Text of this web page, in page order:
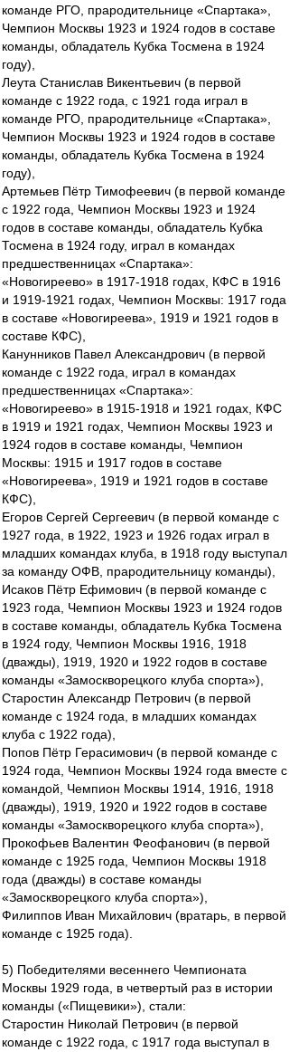
команде РГО, прародительнице «Спартака»,
Чемпион Москвы 1923 и 1924 годов в составе
команды, обладатель Кубка Тосмена в 1924
году),
Леута Станислав Викентьевич (в первой
команде с 1922 года, с 1921 года играл в
команде РГО, прародительнице «Спартака»,
Чемпион Москвы 1923 и 1924 годов в составе
команды, обладатель Кубка Тосмена в 1924
году),
Артемьев Пётр Тимофеевич (в первой команде
с 1922 года, Чемпион Москвы 1923 и 1924
годов в составе команды, обладатель Кубка
Тосмена в 1924 году, играл в командах
предшественницах «Спартака»:
«Новогиреево» в 1917-1918 годах, КФС в 1916
и 1919-1921 годах, Чемпион Москвы: 1917 года
в составе «Новогиреева», 1919 и 1921 годов в
составе КФС),
Канунников Павел Александрович (в первой
команде с 1922 года, играл в командах
предшественницах «Спартака»:
«Новогиреево» в 1915-1918 и 1921 годах, КФС
в 1919 и 1921 годах, Чемпион Москвы 1923 и
1924 годов в составе команды, Чемпион
Москвы: 1915 и 1917 годов в составе
«Новогиреева», 1919 и 1921 годов в составе
КФС),
Егоров Сергей Сергеевич (в первой команде с
1927 года, в 1922, 1923 и 1926 годах играл в
младших командах клуба, в 1918 году выступал
за команду ОФВ, прародительницу команды),
Исаков Пётр Ефимович (в первой команде с
1923 года, Чемпион Москвы 1923 и 1924 годов
в составе команды, обладатель Кубка Тосмена
в 1924 году, Чемпион Москвы 1916, 1918
(дважды), 1919, 1920 и 1922 годов в составе
команды «Замоскворецкого клуба спорта»),
Старостин Александр Петрович (в первой
команде с 1924 года, в младших командах
клуба с 1922 года),
Попов Пётр Герасимович (в первой команде с
1924 года, Чемпион Москвы 1924 года вместе с
командой, Чемпион Москвы 1914, 1916, 1918
(дважды), 1919, 1920 и 1922 годов в составе
команды «Замоскворецкого клуба спорта»),
Прокофьев Валентин Феофанович (в первой
команде с 1925 года, Чемпион Москвы 1918
года (дважды) в составе команды
«Замоскворецкого клуба спорта»),
Филиппов Иван Михайлович (вратарь, в первой
команде с 1925 года).
5) Победителями весеннего Чемпионата
Москвы 1929 года, в четвертый раз в истории
команды («Пищевики»), стали:
Старостин Николай Петрович (в первой
команде с 1922 года, с 1917 года выступал в